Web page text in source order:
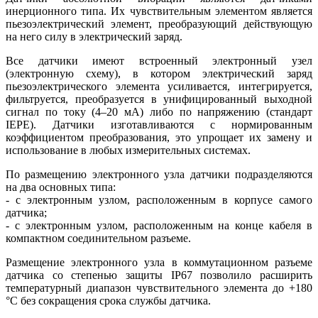
инерционного типа. Их чувствительным элементом является
пьезоэлектрический элемент, преобразующий действующую
на него силу в электрический заряд.
Все датчики имеют встроенный электронный узел
(электронную схему), в котором электрический заряд
пьезоэлектрического элемента усиливается, интегрируется,
фильтруется, преобразуется в унифицированный выходной
сигнал по току (4–20 мА) либо по напряжению (стандарт
IEPE). Датчики изготавливаются с нормированным
коэффициентом преобразования, это упрощает их замену и
использование в любых измерительных системах.
По размещению электронного узла датчики подразделяются
на два основных типа:
- с электронным узлом, расположенным в корпусе самого
датчика;
- с электронным узлом, расположенным на конце кабеля в
компактном соединительном разъеме.
Размещение электронного узла в коммутационном разъеме
датчика со степенью защиты IP67 позволило расширить
температурный диапазон чувствительного элемента до +180
°C без сокращения срока службы датчика.